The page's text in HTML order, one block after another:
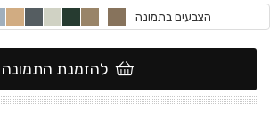
הצבעים בתמונה
להזמנת התמונה